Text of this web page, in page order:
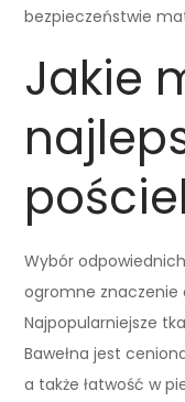
bezpieczeństwie
Jakie
Wybór
ogromne znaczenie
Najpopularniejsze
Bawełna jest
a także łatwość w